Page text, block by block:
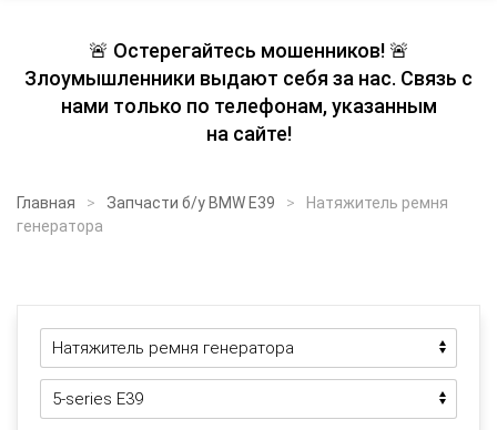
🚨 Остерегайтесь мошенников! 🚨
Злоумышленники выдают себя за нас. Связь с
нами только по телефонам, указанным
на сайте!
Главная Запчасти б/у BMW E39
Натяжитель ремня
генератора